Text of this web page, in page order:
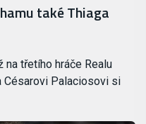
také Thiaga
na třetího hráče Realu
Césarovi Palaciosovi si